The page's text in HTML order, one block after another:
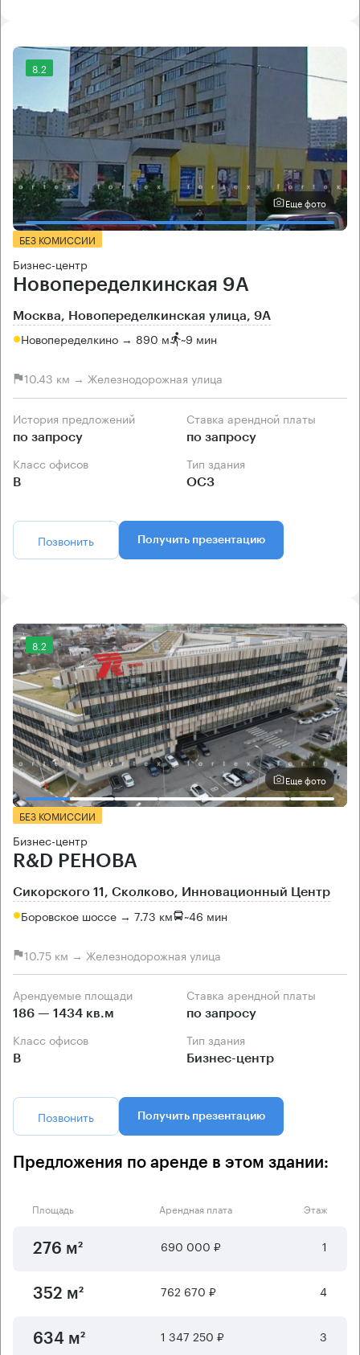
8.2
Еще фото
БЕЗ КОМИССИИ
Бизнес-центр
Новопеределкинская 9А
Москва, Новопеределкинская улица, 9А
Новопеределкино → 890 м ~9 мин
10.43 км → Железнодорожная улица
История предложений
по запросу
Ставка арендной платы
по запросу
Класс офисов
B
Тип здания
ОСЗ
Позвонить Получить презентацию
8.2
Еще фото
БЕЗ КОМИССИИ
Бизнес-центр
R&D РЕНОВА
Сикорского 11, Сколково, Инновационный Центр
Боровское шоссе → 7.73 км ~46 мин
10.75 км → Железнодорожная улица
Арендуемые площади
186 — 1434 кв.м
Ставка арендной платы
по запросу
Класс офисов
B
Тип здания
Бизнес-центр
Позвонить Получить презентацию
Предложения по аренде в этом здании:
Площадь Арендная плата Этаж
276 м² 690 000 ₽ 1
352 м² 762 670 ₽ 4
634 м² 1 347 250 ₽ 3